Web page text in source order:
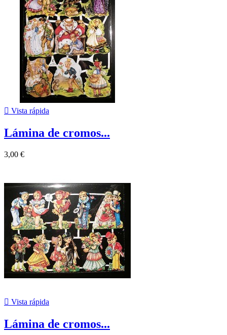
 Vista rápida
Lámina de cromos...
3,00 €
 Vista rápida
Lámina de cromos...